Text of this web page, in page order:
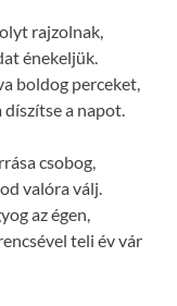
rajzolnak,
énekeljük.
boldog perceket,
a napot.
csobog,
valóra válj.
az égen,
teli év vár